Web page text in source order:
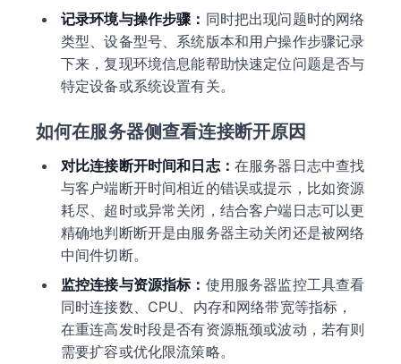
记录环境与操作步骤： 同时把出现问题时的网络
类型、设备型号、系统版本和用户操作步骤记录
下来，复现环境信息能帮助快速定位问题是否与
特定设备或系统设置有关。
如何在服务器侧查看连接断开原因
对比连接断开时间和日志： 在服务器日志中查找
与客户端断开时间相近的错误或提示，比如资源
耗尽、超时或异常关闭，结合客户端日志可以更
精确地判断断开是由服务器主动关闭还是被网络
中间件切断。
监控连接与资源指标： 使用服务器监控工具查看
同时连接数、CPU、内存和网络带宽等指标，
在重连高发时段是否有资源瓶颈或波动，若有则
需要扩容或优化限流策略。